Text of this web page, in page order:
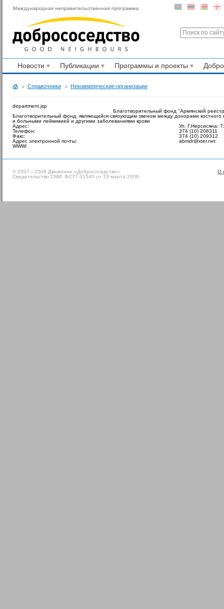
Новости Публикации Программы и проекты
Справочники Некоммерческие организации
department.jsp
Благотворительный фонд "Армянский
Благотворительный фонд, являющийся связующим звеном между донорами костного
и больными лейкимией и другими заболеваниями крови
Адрес:
Ул. Г.Нерсисяна;
Телефон:
374 (10) 208311
Факс:
374 (10) 209312
Адрес электронной почты:
abmdr@xter.net
WWW:
О
© 2007—2008 Движение «Добрососедство»
Свидетельство СМИ: ФС77-31540 от 19 марта 2008